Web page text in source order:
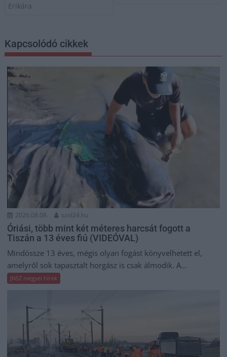
Erikára
Kapcsolódó cikkek
2026.08.08. szol24.hu
Óriási, több mint két méteres harcsát fogott a
Tiszán a 13 éves fiú (VIDEÓVAL)
Mindössze 13 éves, mégis olyan fogást könyvelhetett el,
amelyről sok tapasztalt horgász is csak álmodik. A...
JNSZ megyei hírek